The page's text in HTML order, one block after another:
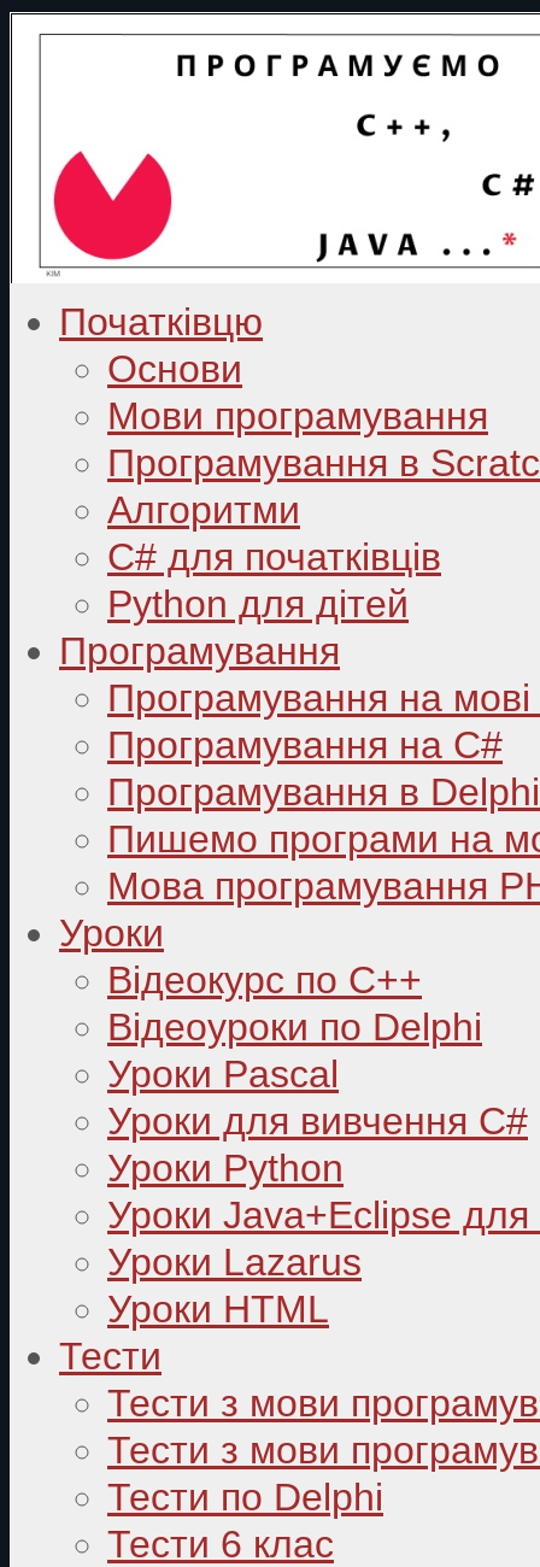
Початківцю
Основи
Мови програмування
Програмування в
Алгоритми
C# для початківців
Python для дітей
Програмування
Програмування на
Програмування на C#
Програмування в Delphi
Пишемо програми на
Мова програмування
Уроки
Відеокурс по С++
Відеоуроки по Delphi
Уроки Pascal
Уроки для вивчення C#
Уроки Python
Уроки Java+Eclipse
Уроки Lazarus
Уроки HTML
Тести
Тести з мови
Тести з мови
Тести по Delphi
Тести 6 клас